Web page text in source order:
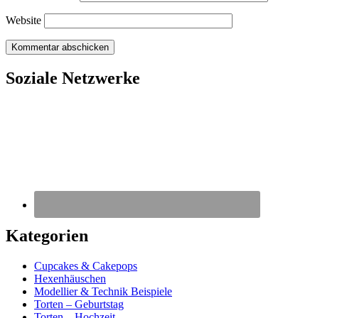
Website
Soziale Netzwerke
Kategorien
Cupcakes & Cakepops
Hexenhäuschen
Modellier & Technik Beispiele
Torten – Geburtstag